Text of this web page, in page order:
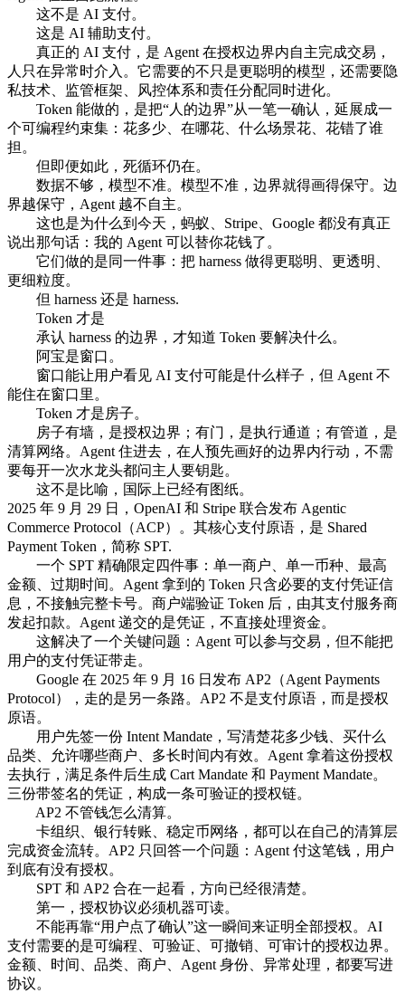
这不是 AI 支付。
这是 AI 辅助支付。
真正的 AI 支付，是 Agent 在授权边界内自主完成交易，
人只在异常时介入。它需要的不只是更聪明的模型，还需要隐
私技术、监管框架、风控体系和责任分配同时进化。
Token 能做的，是把“人的边界”从一笔一确认，延展成一
个可编程约束集：花多少、在哪花、什么场景花、花错了谁
担。
但即便如此，死循环仍在。
数据不够，模型不准。模型不准，边界就得画得保守。边
界越保守，Agent 越不自主。
这也是为什么到今天，蚂蚁、Stripe、Google 都没有真正
说出那句话：我的 Agent 可以替你花钱了。
它们做的是同一件事：把 harness 做得更聪明、更透明、
更细粒度。
但 harness 还是 harness.
Token 才是
承认 harness 的边界，才知道 Token 要解决什么。
阿宝是窗口。
窗口能让用户看见 AI 支付可能是什么样子，但 Agent 不
能住在窗口里。
Token 才是房子。
房子有墙，是授权边界；有门，是执行通道；有管道，是
清算网络。Agent 住进去，在人预先画好的边界内行动，不需
要每开一次水龙头都问主人要钥匙。
这不是比喻，国际上已经有图纸。
2025 年 9 月 29 日，OpenAI 和 Stripe 联合发布 Agentic
Commerce Protocol（ACP）。其核心支付原语，是 Shared
Payment Token，简称 SPT.
一个 SPT 精确限定四件事：单一商户、单一币种、最高
金额、过期时间。Agent 拿到的 Token 只含必要的支付凭证信
息，不接触完整卡号。商户端验证 Token 后，由其支付服务商
发起扣款。Agent 递交的是凭证，不直接处理资金。
这解决了一个关键问题：Agent 可以参与交易，但不能把
用户的支付凭证带走。
Google 在 2025 年 9 月 16 日发布 AP2（Agent Payments
Protocol），走的是另一条路。AP2 不是支付原语，而是授权
原语。
用户先签一份 Intent Mandate，写清楚花多少钱、买什么
品类、允许哪些商户、多长时间内有效。Agent 拿着这份授权
去执行，满足条件后生成 Cart Mandate 和 Payment Mandate。
三份带签名的凭证，构成一条可验证的授权链。
AP2 不管钱怎么清算。
卡组织、银行转账、稳定币网络，都可以在自己的清算层
完成资金流转。AP2 只回答一个问题：Agent 付这笔钱，用户
到底有没有授权。
SPT 和 AP2 合在一起看，方向已经很清楚。
第一，授权协议必须机器可读。
不能再靠“用户点了确认”这一瞬间来证明全部授权。AI
支付需要的是可编程、可验证、可撤销、可审计的授权边界。
金额、时间、品类、商户、Agent 身份、异常处理，都要写进
协议。